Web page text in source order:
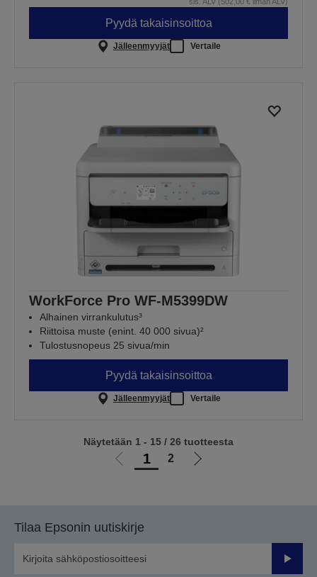
Pyydä takaisinsoittoa
Jälleenmyyjät Vertaile
WorkForce Pro WF-M5399DW
Alhainen virrankulutus³
Riittoisa muste (enint. 40 000 sivua)²
Tulostusnopeus 25 sivua/min
Pyydä takaisinsoittoa
Jälleenmyyjät Vertaile
Siirry1 2
Siirry
Näytetään 1 - 15 / 26 tuotteesta
Tilaa Epsonin uutiskirje
Lähetä